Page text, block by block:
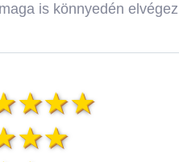
is könnyedén